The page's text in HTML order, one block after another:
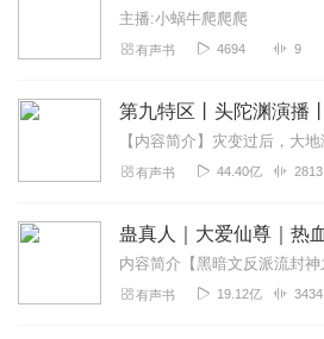
主播:小蜗牛爬爬爬
有声书 4694 9
有声书 44.40亿 2813
有声书 19.12亿 3434